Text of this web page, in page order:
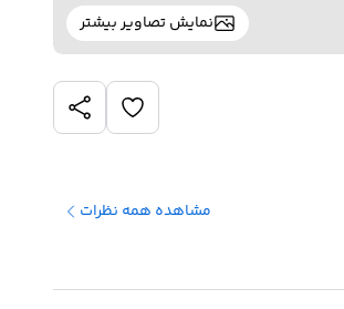
نمایش تصاویر بیشتر
مشاهده همه نظرات